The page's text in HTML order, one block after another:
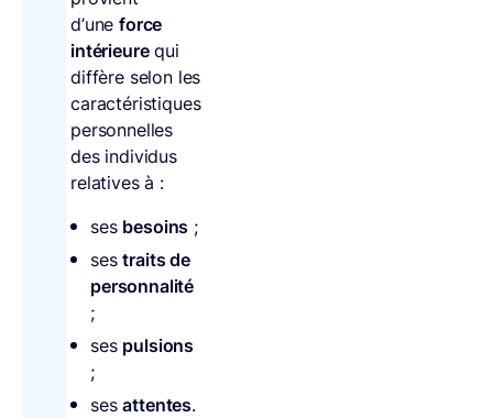
d’uneforce
intérieurequi
diffère selon les
caractéristiques
personnelles
des individus
relatives à :
ses besoins ;
sestraits de
personnalité
;
ses pulsions
;
sesattentes.